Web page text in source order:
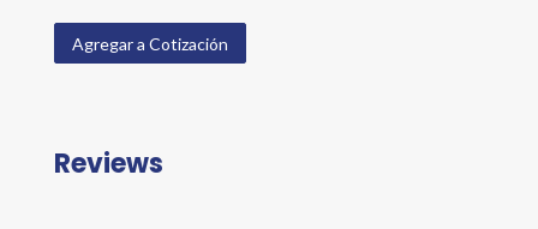
Agregar a Cotización
Reviews